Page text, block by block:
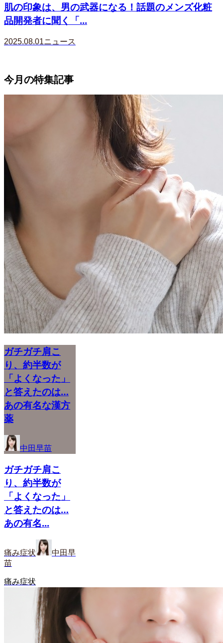
肌の印象は、男の武器になる！話題のメンズ化粧
品開発者に聞く「...
2025.08.01ニュース
今月の特集記事
ガチガチ肩こ
り、約半数が
「よくなった」
と答えたのは…
あの有名な漢方
薬
中田早苗
ガチガチ肩こ
り、約半数が
「よくなった」
と答えたのは…
あの有名...
痛み症状
中田早
苗
痛み症状